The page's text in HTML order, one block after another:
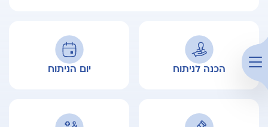
הכנה לניתוח יום הניתוח
פתח תפריט